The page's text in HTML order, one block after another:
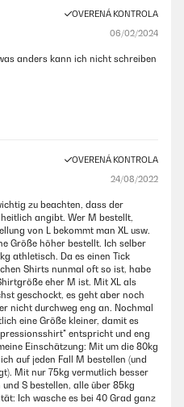
OVERENÁ KONTROLA
06/02/2024
anders kann ich nicht schreiben
OVERENÁ KONTROLA
24/08/2022
zu beachten, dass der
angibt. Wer M bestellt,
von L bekommt man XL usw.
Größe höher bestellt. Ich selber
athletisch. Da es einen Tick
Shirts nunmal oft so ist, habe
eher M ist. Mit XL als
geschockt, es geht aber noch
nicht durchweg eng an. Nochmal
eine Größe kleiner, damit es
entspricht und eng
Einschätzung: Mit um die 80kg
auf jeden Fall M bestellen (und
Mit nur 75kg vermutlich besser
S bestellen, alle über 85kg
Ich wasche es bei 40 Grad ganz